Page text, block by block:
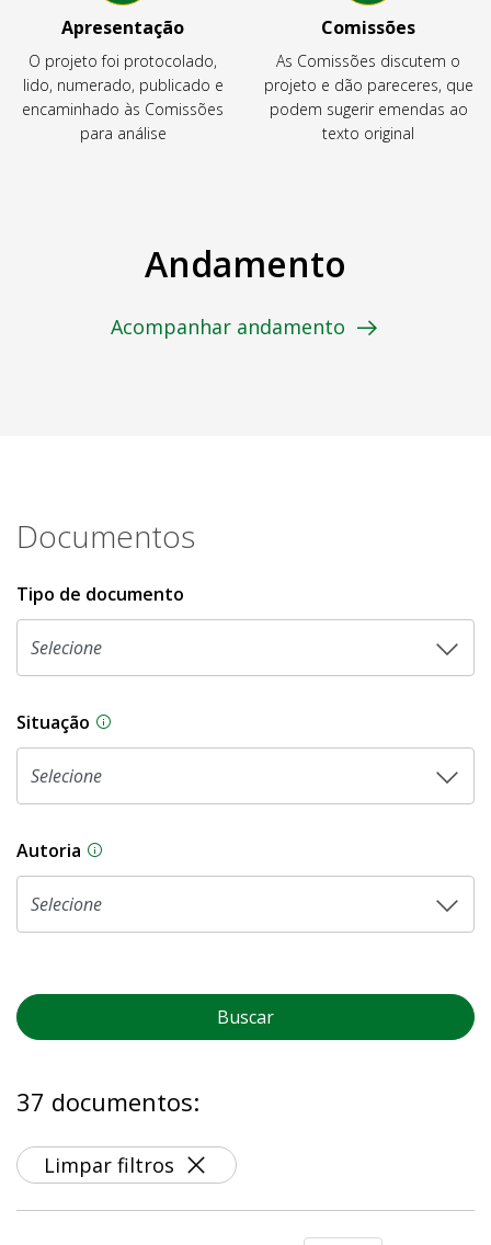
Apresentação
O projeto foi protocolado,
lido, numerado, publicado e
encaminhado às Comissões
para análise
Comissões
As Comissões discutem o
projeto e dão pareceres, que
podem sugerir emendas ao
texto original
Andamento
Acompanhar andamento
Documentos
Tipo de documento
Situação Na CLDF, as proposições legislativas
Autoria As proposições legislativas na CLDF podem
Buscar
37 documentos:
Limpar filtros